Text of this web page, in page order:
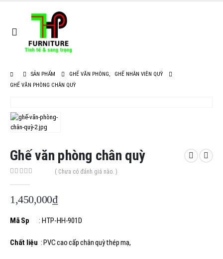
SẢN PHẨM GHẾ VĂN PHÒNG,
GHẾ NHÂN VIÊN QUỲ
GHẾ VĂN PHÒNG CHÂN QUỲ
Ghế văn phòng chân quỳ
( Chưa có đánh giá nào. )
1,450,000₫
Mã Sp : HTP-HH-901D
Chất liệu : PVC cao cấp chân quỳ thép mạ,